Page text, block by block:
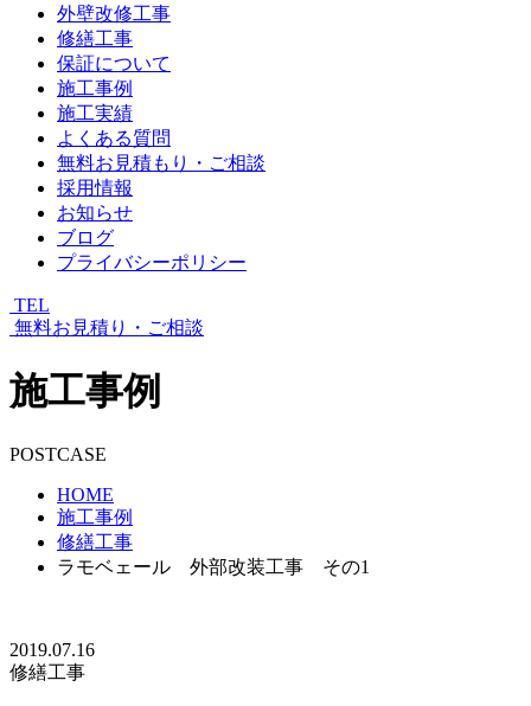
外壁改修工事
修繕工事
保証について
施工事例
施工実績
よくある質問
無料お見積もり・ご相談
採用情報
お知らせ
ブログ
プライバシーポリシー
TEL
無料お見積り・ご相談
施工事例
POSTCASE
HOME
施工事例
修繕工事
ラモベェール 外部改装工事 その1
2019.07.16
修繕工事